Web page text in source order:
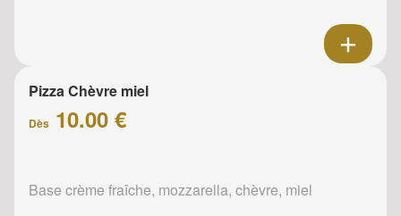
Pizza Chèvre miel
Dès 10.00 €
Base crème fraîche, mozzarella, chèvre, miel